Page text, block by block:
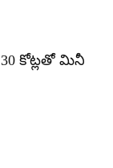
కోట్లతో మినీ